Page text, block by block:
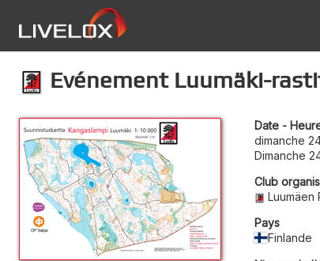
Evénement Luumäki-
Date -
dimanche
Dimanche
Club
Luumäen
Pays
Finlande